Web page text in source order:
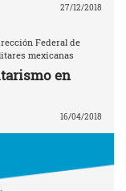
27/12/2018
Federal de
mexicanas
en
16/04/2018